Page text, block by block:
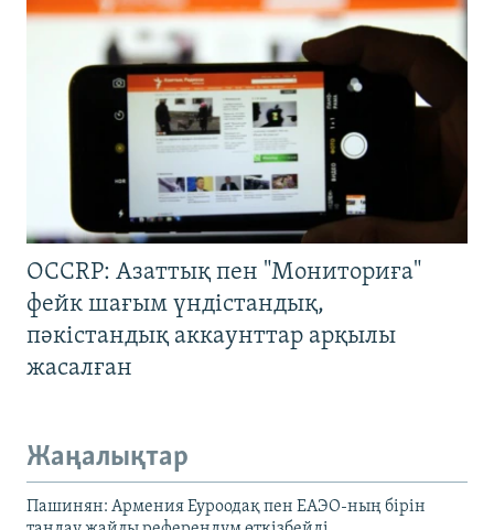
OCCRP: Азаттық пен "Мониториға"
фейк шағым үндістандық,
пәкістандық аккаунттар арқылы
жасалған
Жаңалықтар
Пашинян: Армения Еуроодақ пен ЕАЭО-ның бірін